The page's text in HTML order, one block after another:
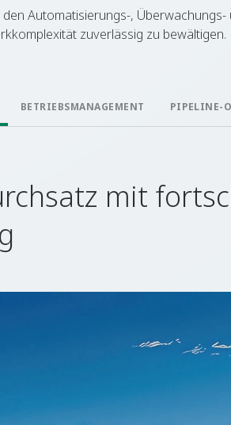
Automatisierungs-,
zuverlässig zu bewältigen.
BETRIEBSMANAGEMENT PIPELINE-
mit